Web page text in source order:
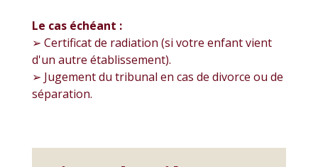
Le cas échéant :
➢ Certificat de radiation (si votre enfant vient
d'un autre établissement).
➢ Jugement du tribunal en cas de divorce ou de
séparation.